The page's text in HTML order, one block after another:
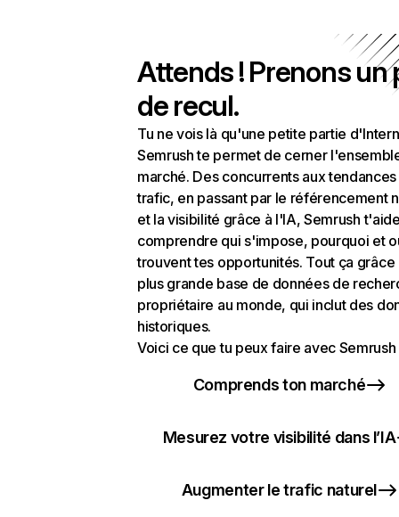
Attends ! Prenons un
de recul.
Tu ne vois là qu'une petite partie
Semrush te permet de cerner
marché. Des concurrents aux
trafic, en passant par le référencement
et la visibilité grâce à l'IA, Semrush
comprendre qui s'impose, pourquoi et
trouvent tes opportunités. Tout ça grâce
plus grande base de données de
propriétaire au monde, qui inclut des
historiques.
Voici ce que tu peux faire avec Semrush
Comprends ton marché
Mesurez votre visibilité dans l’IA
Augmenter le trafic naturel